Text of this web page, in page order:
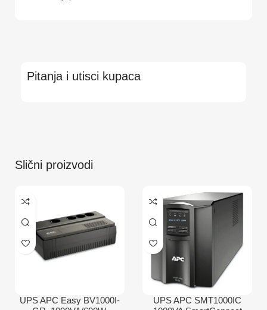
Pitanja i utisci kupaca
Slični proizvodi
UPS APC Easy BV1000I-
UPS APC SMT1000IC